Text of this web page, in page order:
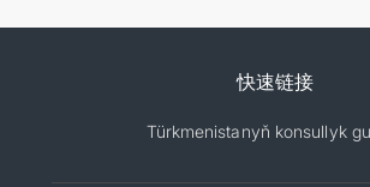
快速链接
Türkmenistanyň konsullyk